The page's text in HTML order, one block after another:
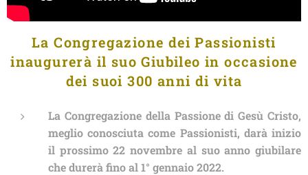
La Congregazione dei Passionisti
inaugurerà il suo Giubileo in occasione
dei suoi 300 anni di vita
La Congregazione della Passione di Gesù Cristo,
meglio conosciuta come Passionisti, darà inizio
il prossimo 22 novembre al suo anno giubilare
che durerà fino al 1° gennaio 2022.